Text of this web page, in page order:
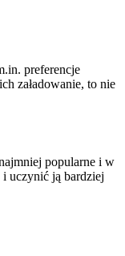
preferencje
załadowanie, to nie
popularne i w
uczynić ją bardziej